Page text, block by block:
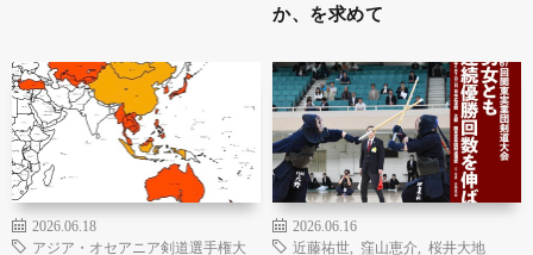
か、を求めて
2026.06.18
アジア・オセアニア剣道選手権大
2026.06.16
近藤祐世
窪山恵介 桜井大地